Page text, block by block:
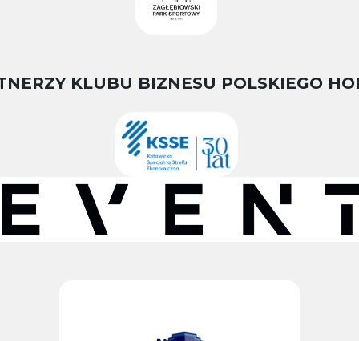
KLUBU BIZNESU POLSKIEGO